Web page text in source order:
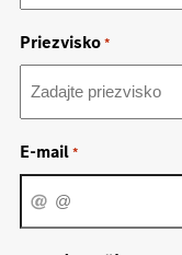
Priezvisko*
E-mail*